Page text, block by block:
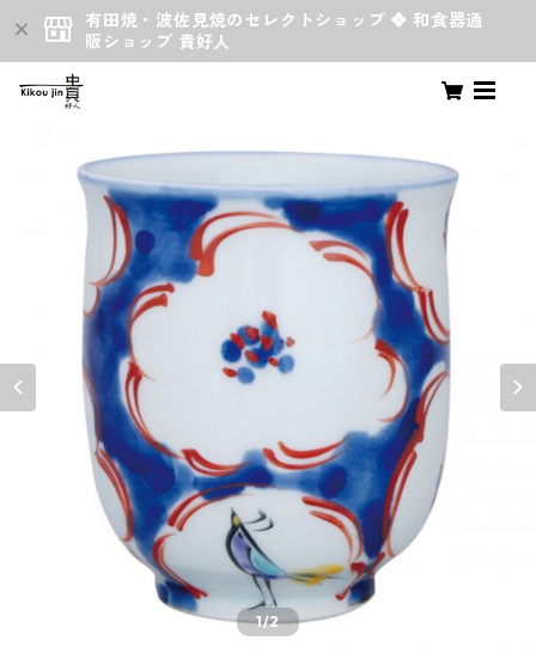
有田焼・波佐見焼のセレクトショップ ❖ 和食器通
販ショップ 貴好人
1/2